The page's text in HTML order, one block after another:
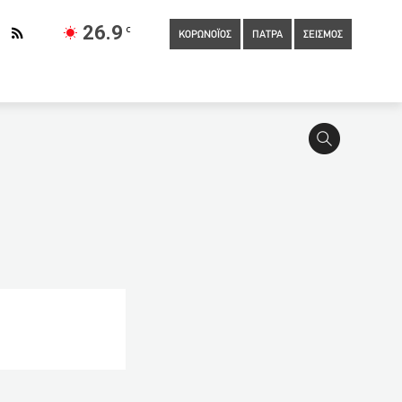
26.9 C
ΚΟΡΩΝΟΪΟΣ ΠΑΤΡΑ ΣΕΙΣΜΟΣ
3.660 ασθενείς κατέληξαν το τελευταίο 24ωρο από κορωνοϊό
Μεταφέρεται Πάτρα το Τμήμα Ιστορίας-Αρχαιολογίας-